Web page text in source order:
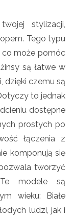
stylizacji,
Tego typu
co może pomóc
są łatwe w
dzięki czemu są
to jednak
dostępne
prostych po
łączenia z
komponują się
tworzyć
modele są
wieku: Białe
ludzi, jak i